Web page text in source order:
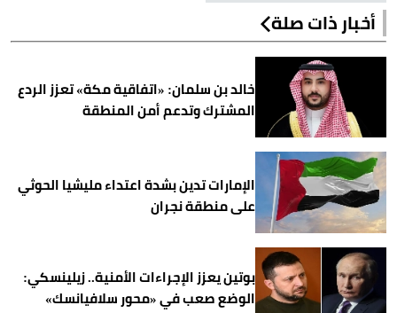
أخبار ذات صلة
خالد بن سلمان: «اتفاقية مكة» تعزز الردع
المشترك وتدعم أمن المنطقة
الإمارات تدين بشدة اعتداء مليشيا الحوثي
على منطقة نجران
بوتين يعزز الإجراءات الأمنية.. زيلينسكي:
الوضع صعب في «محور سلافيانسك»